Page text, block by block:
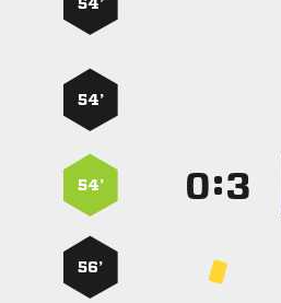
54’
54’
54’ :
56’